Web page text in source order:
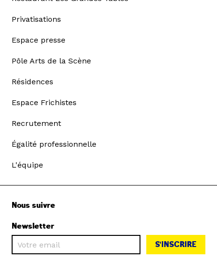
Privatisations
Espace presse
Pôle Arts de la Scène
Résidences
Espace Frichistes
Recrutement
Égalité professionnelle
L'équipe
Nous suivre
Newsletter
S'INSCRIRE